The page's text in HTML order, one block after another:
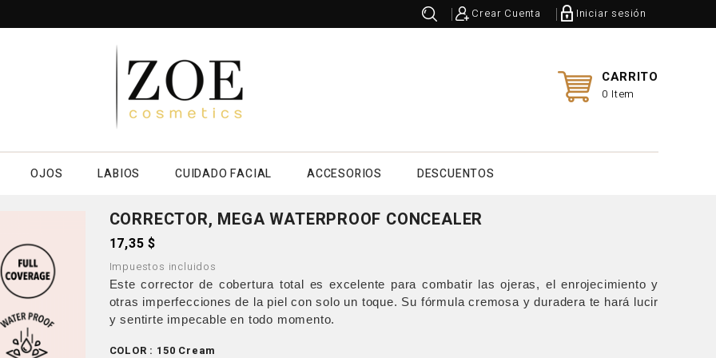
Crear Cuenta Iniciar sesión
CARRITO
0 Item
OJOS LABIOS CUIDADO FACIAL ACCESORIOS DESCUENTOS
CORRECTOR, MEGA WATERPROOF CONCEALER
17,35 $
Impuestos incluidos
Este corrector de cobertura total es excelente para combatir las ojeras, el enrojecimiento y
otras imperfecciones de la piel con solo un toque. Su fórmula cremosa y duradera te hará lucir
y sentirte impecable en todo momento.
COLOR : 150 Cream